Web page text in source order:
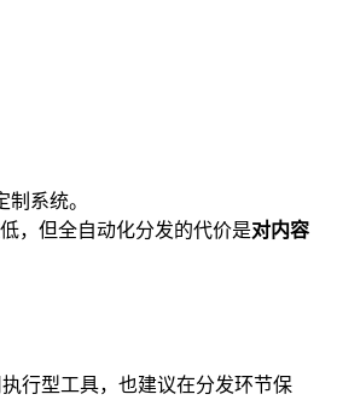
系统。
，但全自动化分发的代价是对内容
行型工具，也建议在分发环节保